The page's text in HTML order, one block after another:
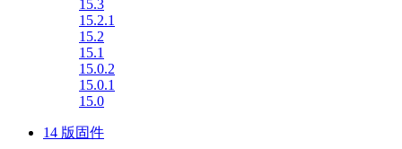
15.3
15.2.1
15.2
15.1
15.0.2
15.0.1
15.0
14 版固件